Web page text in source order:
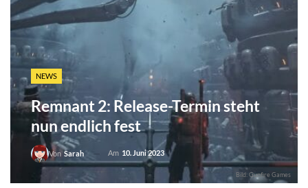
NEWS
Remnant 2: Release-Termin steht
nun endlich fest
Von Sarah Am 10. Juni 2023
Bild: Gunfire Games